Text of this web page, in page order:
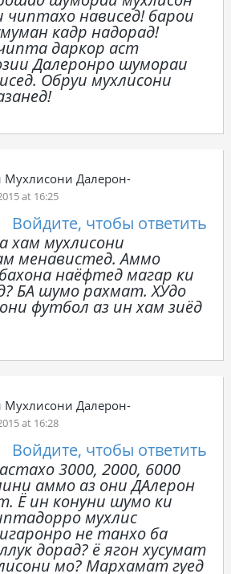
нависед! барои
кадр надорад!
даркор аст
Далеронро шумораи
Обруи мухлисони
Мухлисони Далерон-
at 16:25
Войдите, чтобы ответить
хам мухлисони
менавистед. Аммо
наёфтед магар ки
БА шумо рахмат. ХУдо
футбол аз ин хам зиёд
Мухлисони Далерон-
at 16:28
Войдите, чтобы ответить
3000, 2000, 6000
аммо аз они ДАлерон
Ё ин конуни шумо ки
мухлис
не танхо ба
дорад? ё ягон хусумат
мо? Мархамат гуед